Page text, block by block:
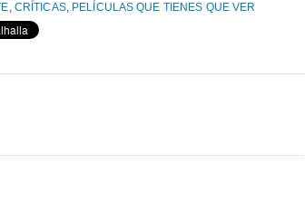
, CRÍTICAS, PELÍCULAS QUE TIENES QUE VER